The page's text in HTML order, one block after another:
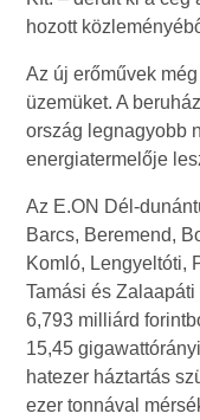
hozott
Az új erőművek
üzemüket. A
ország legnagyobb
energiatermelője
Az E.ON Dél-
Barcs, Beremend,
Komló, Lengyeltóti,
Tamási és
6,793 milliárd
15,45
hatezer háztartás
ezer tonnával